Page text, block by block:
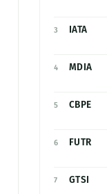
3 IATA
4 MDIA
5 CBPE
6 FUTR
7 GTSI